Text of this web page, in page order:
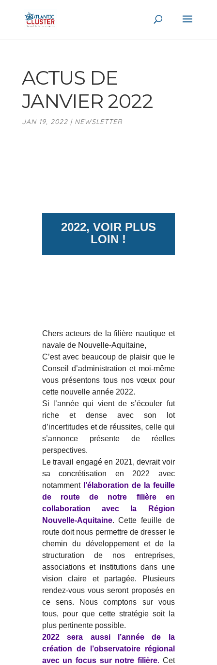
ACTUS DE
JANVIER 2022
JAN 19, 2022| NEWSLETTER
2022, VOIR PLUS
LOIN !
Chers acteurs de la filière nautique et
navale de Nouvelle-Aquitaine,
C’est avec beaucoup de plaisir que le
Conseil d’administration et moi-même
vous présentons tous nos vœux pour
cette nouvelle année 2022.
Si l’année qui vient de s’écouler fut
riche et dense avec son lot
d’incertitudes et de réussites, celle qui
s’annonce présente de réelles
perspectives.
Le travail engagé en 2021, devrait voir
sa concrétisation en 2022 avec
notamment
l’élaboration de la feuille
de route de notre filière
en
collaboration avec la Région
Nouvelle-Aquitaine. Cette feuille de
route doit nous permettre de dresser le
chemin du développement et de la
structuration de nos entreprises,
associations et institutions dans une
vision claire et partagée. Plusieurs
rendez-vous vous seront proposés en
ce sens. Nous comptons sur vous
tous, pour que cette stratégie soit la
plus pertinente possible.
2022 sera aussi l’année de la
création de l’observatoire régional
avec un focus sur notre filière. Cet